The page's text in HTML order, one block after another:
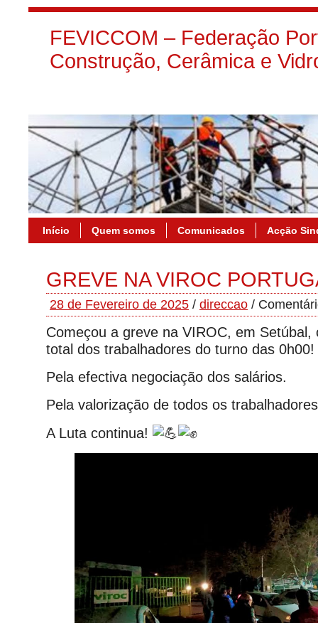
FEVICCOM – Federação
Construção, Cerâmica e
Início Quem somos Comunicados Acção
GREVE NA VIROC
28 de Fevereiro de 2025 / direccao /
Começou a greve na VIROC, em Setúbal,
total dos trabalhadores do turno das 0h00!
Pela efectiva negociação dos salários.
Pela valorização de todos os
A Luta continua!